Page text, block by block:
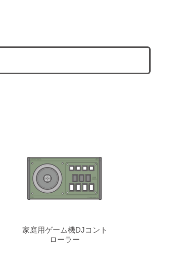
家庭用ゲーム機DJコント
ローラー